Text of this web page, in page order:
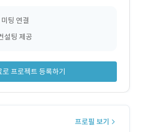
팅 연결
설팅 제공
로 프로젝트 등록하기
프로필 보기